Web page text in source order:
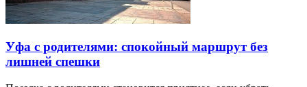
Уфа с родителями: спокойный маршрут без
лишней спешки